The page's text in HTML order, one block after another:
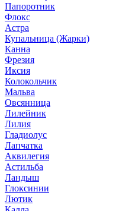
Папоротник
Флокс
Астра
Купальница (Жарки)
Канна
Фрезия
Иксия
Колокольчик
Мальва
Овсянница
Лилейник
Лилия
Гладиолус
Лапчатка
Аквилегия
Астильба
Ландыш
Глоксинии
Лютик